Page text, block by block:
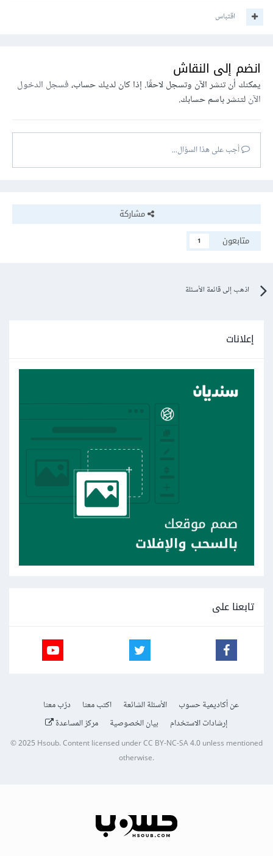
اقتباس
انضم إلى النقاش
يمكنك أن تنشر الآن وتسجل لاحقًا. إذا كان لديك حساب،فسجل الدخول
الآنلتنشر باسم حسابك.
أجب على هذا السؤال...
مشاركة
متابعون
1
اذهب إلى قائمة الأسئلة
إعلانات
تابعنا على
عن أكاديمية حسوب الأسئلة الشائعة اكتب معنا
درّب معنا
إرشادات الاستخدام
بيان الخصوصية مركز المساعدة
© 2025Hsoub.Content licensed underCC BY-NC-SA 4.0unless mentioned
otherwise.